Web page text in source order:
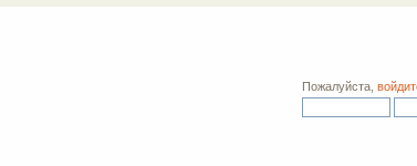
Пожалуйста,